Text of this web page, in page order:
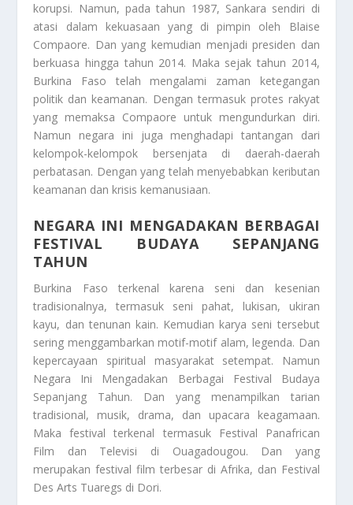
korupsi. Namun, pada tahun 1987, Sankara sendiri di
atasi dalam kekuasaan yang di pimpin oleh Blaise
Compaore. Dan yang kemudian menjadi presiden dan
berkuasa hingga tahun 2014. Maka sejak tahun 2014,
Burkina Faso telah mengalami zaman ketegangan
politik dan keamanan. Dengan termasuk protes rakyat
yang memaksa Compaore untuk mengundurkan diri.
Namun negara ini juga menghadapi tantangan dari
kelompok-kelompok bersenjata di daerah-daerah
perbatasan. Dengan yang telah menyebabkan keributan
keamanan dan krisis kemanusiaan.
NEGARA INI MENGADAKAN BERBAGAI
FESTIVAL BUDAYA SEPANJANG
TAHUN
Burkina Faso terkenal karena seni dan kesenian
tradisionalnya, termasuk seni pahat, lukisan, ukiran
kayu, dan tenunan kain. Kemudian karya seni tersebut
sering menggambarkan motif-motif alam, legenda. Dan
kepercayaan spiritual masyarakat setempat. Namun
Negara Ini Mengadakan Berbagai Festival Budaya
Sepanjang Tahun. Dan yang menampilkan tarian
tradisional, musik, drama, dan upacara keagamaan.
Maka festival terkenal termasuk Festival Panafrican
Film dan Televisi di Ouagadougou. Dan yang
merupakan festival film terbesar di Afrika, dan Festival
Des Arts Tuaregs di Dori.